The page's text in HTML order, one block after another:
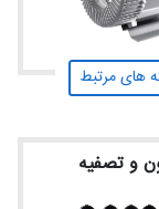
های مرتبط
و تصفیه